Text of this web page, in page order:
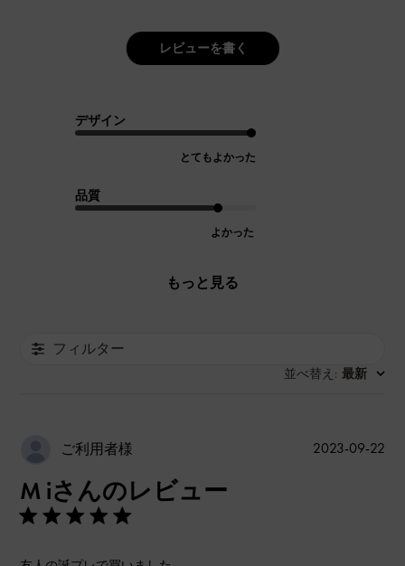
レビューを書く
デザイン
とてもよかった
品質
よかった
もっと見る
フィルター
並べ替え : 最新
ご利用者様
M iさんのレビュー
公
2023-09-22